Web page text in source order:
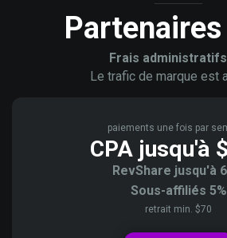
Frais administratifs
Le trafic de marque est
paiements une fois par
CPA jusqu'à
RevShare jusqu'à
Sous-affiliés 5%
retrait min. $70